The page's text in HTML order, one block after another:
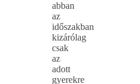
abban
az
időszakban
kizárólag
csak
az
adott
gyerekre